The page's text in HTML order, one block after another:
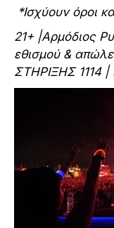
*Ισχύουν όροι
21+ |Αρμόδιος
εθισμού &
ΣΤΗΡΙΞΗΣ 1114 |